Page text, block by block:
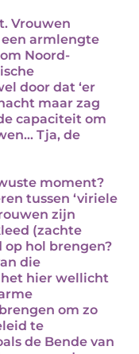
Vrouwen
armlengte
Noord-
door dat ‘er
maar zag
capaciteit om
Tja, de
moment?
tussen ‘viriele
zijn
(zachte
hol brengen?
die
het hier wellicht
om zo
te
de Bende van